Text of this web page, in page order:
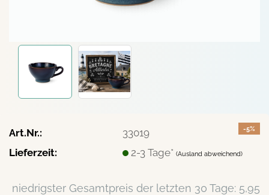
-5%
Art.Nr.:
33019
Lieferzeit:
2-3 Tage*(Ausland abweichend)
niedrigster Gesamtpreis der letzten 30 Tage: 5,95